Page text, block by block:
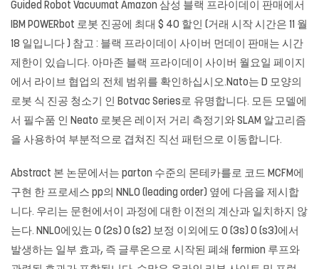
Guided Robot Vacuumat Amazon 삼성 블랙 프라이데이 판매에서
IBM POWERbot 로봇 진공에 최대 $ 40 할인 (거래 시작 시간은 11 월
18 일입니다 ) 참고 : 블랙 프라이데이 사이버 먼데이 판매는 시간
제한이 있습니다. 아마존 블랙 프라이데이 사이버 월요일 페이지
에서 라이브 협업의 전체 범위를 확인하십시오.Nato는 D 모양의
로봇 식 진공 청소기 인 Botvac Series로 유명합니다. 모든 모델에
서 필수품 인 Neato 로봇은 레이저 거리 측정기와 SLAM 알고리즘
을 사용하여 부분적으로 겹쳐진 직선 패턴으로 이동합니다.
Abstract 본 논문에서는 parton 수준의 몬테카를로 코드 MCFM에
구현 한 프로세스 pp의 NNLO (leading order) 옆에 다음을 제시합
니다. 우리는 문헌에서이 과정에 대한 이전의 계산과 일치하지 않
는다. NNLO에있는 O (2s) O (s2) 보정 이외에도 O (3s) O (s3)에서
발생하는 일부 효과, 즉 글루온으로 시작된 폐쇄 fermion 루프와